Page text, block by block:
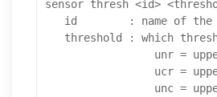
sensor thresh <id>
id        : name of
threshold : which
unr =
ucr =
unc =